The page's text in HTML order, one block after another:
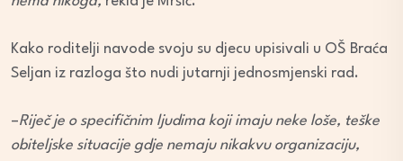
Kako roditelji navode svoju su djecu upisivali u OŠ Braća
Seljan iz razloga što nudi jutarnji jednosmjenski rad.
–Riječ je o specifičnim ljudima koji imaju neke loše, teške
obiteljske situacije gdje nemaju nikakvu organizaciju,